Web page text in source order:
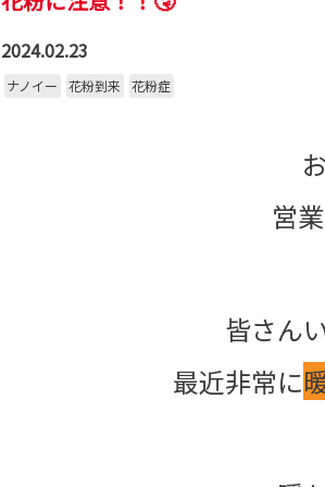
2024.02.23
ナノイー 花粉到来 花粉症
営
皆さん
最近非常に